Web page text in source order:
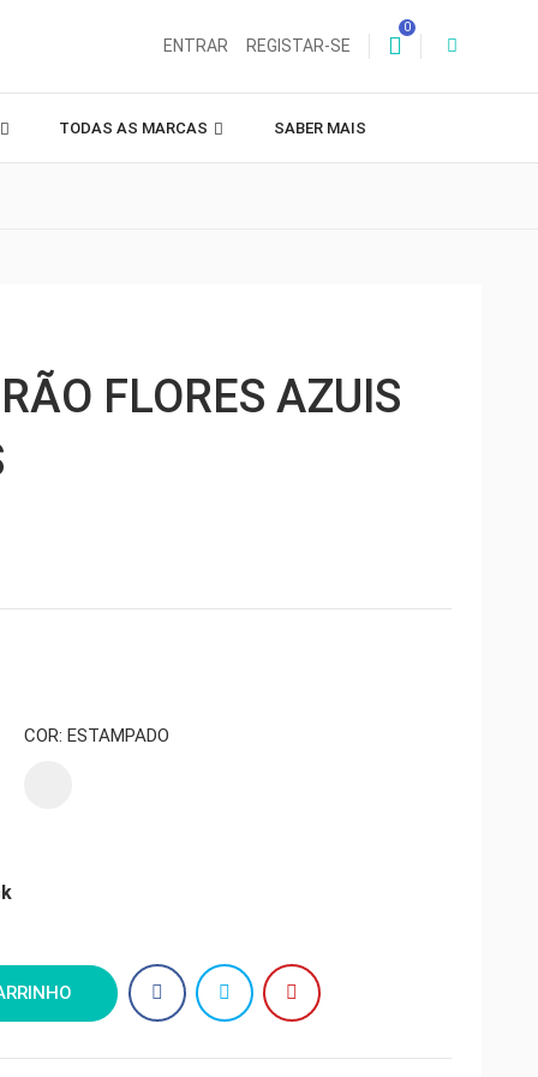
ENTRAR REGISTAR-SE
0
TODAS AS MARCAS SABER MAIS
FLORES AZUIS
COR: ESTAMPADO